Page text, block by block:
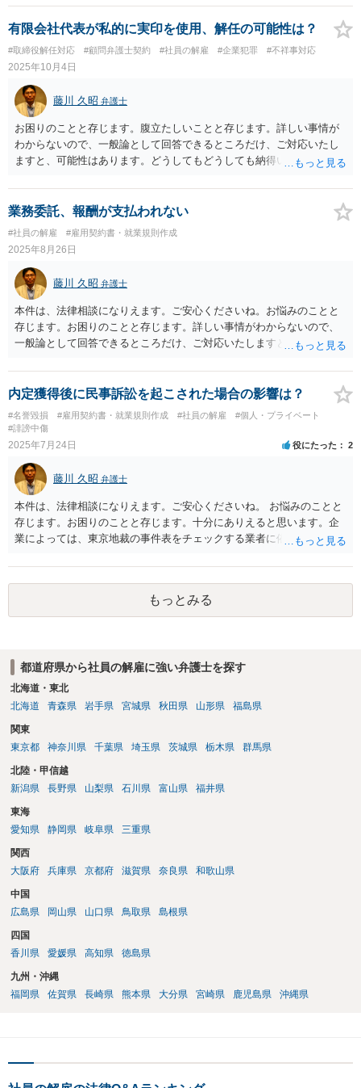
有限会社代表が私的に実印を使用、解任の可能性は？
#取締役解任対応 #顧問弁護士契約 #社員の解雇 #企業犯罪 #不祥事対応
2025年10月4日
藤川 久昭 弁護士
お困りのことと存じます。腹立たしいことと存じます。詳しい事情が
わからないので、一般論として回答できるところだけ、ご対応いたし
ますと、可能性はあります。どうしてもどうしても納得いかなけれ
て、詳細で分析していただくのが良いと思われます。良い解決になり
ますよう祈念しております。応援しています！！
業務委託、報酬が支払われない
#社員の解雇 #雇用契約書・就業規則作成
2025年8月26日
藤川 久昭 弁護士
本件は、法律相談になりえます。ご安心くださいね。お悩みのことと
存じます。お困りのことと存じます。詳しい事情がわからないので、
一般論として回答できるところだけ、ご対応いたしますと、本相談
件は、契約書、業務実態について法的に正確に分析すべき事案です。
素人判断は大いに危険です。法的責任をきちんと追及されたい場合に
は、関係した法理等にも通じた弁護士等に相談し、法的に正確に分析
してもらい、今後の対応を検討するべきです。良い解決になりますよ
う祈念しております。納得のいかないことは徹底的に解明しましょ
内定獲得後に民事訴訟を起こされた場合の影響は？
#名誉毀損 #雇用契約書・就業規則作成 #社員の解雇
#個人・プライベート
#誹謗中傷
2025年7月24日 役にたった 2
藤川 久昭 弁護士
本件は、法律相談になりえます。ご安心くださいね。 お悩みのことと
存じます。お困りのことと存じます。十分にありえると思います。企
業によっては、東京地裁の事件表をチェックする業者に依頼をかけて
用内定取消の有効性は、取消事由が、「採用内定当時知らないこと、
知ることが出来ないことであって、留保解約権（誓約書等記載内容）
の趣旨に照らして、客観的合理的、社会通念上相当」か否かで判断さ
れます。本件が、これらに該当するかどうか、証拠に基づいて、子細
と思われます。良い解決になりますよう祈念しております。
もっとみる
都道府県から社員の解雇に強い弁護士を探す
北海道・東北
北海道
青森県 岩手県 宮城県 秋田県 山形県 福島県
関東
東京都
神奈川県 千葉県 埼玉県 茨城県 栃木県 群馬県
北陸・甲信越
新潟県
長野県 山梨県 石川県 富山県 福井県
東海
愛知県
静岡県 岐阜県 三重県
関西
大阪府
兵庫県 京都府 滋賀県 奈良県 和歌山県
中国
広島県
岡山県 山口県 鳥取県 島根県
四国
香川県
愛媛県 高知県 徳島県
九州・沖縄
福岡県
佐賀県 長崎県 熊本県 大分県 宮崎県 鹿児島県 沖縄県